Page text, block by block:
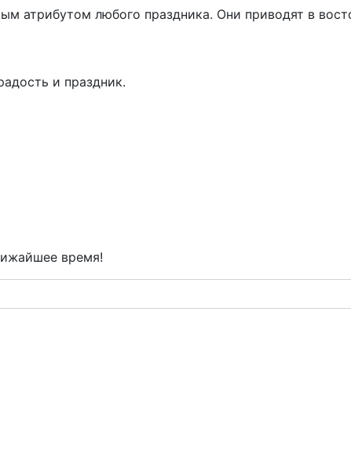
атрибутом любого праздника. Они приводят в
и праздник.
время!